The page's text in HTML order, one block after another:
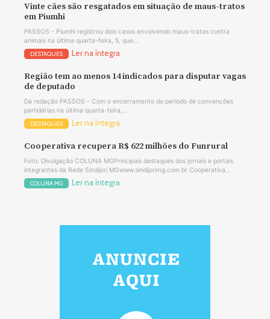
Vinte cães são resgatados em situação de maus-tratos
em Piumhi
PASSOS - Piumhi registrou dois casos envolvendo maus-tratos contra
animais na última quarta-feira, 5, que...
DESTAQUES Ler na íntegra
Região tem ao menos 14 indicados para disputar vagas
de deputado
Da redação PASSOS - Com o encerramento do período de convenções
partidárias na última quarta-feira,...
DESTAQUES Ler na íntegra
Cooperativa recupera R$ 622 milhões do Funrural
Foto: Divulgação COLUNA MGPrincipais destaques dos jornais e portais
integrantes da Rede Sindijori MGwww.sindijorimg.com.br Cooperativa...
COLUNA MG Ler na íntegra